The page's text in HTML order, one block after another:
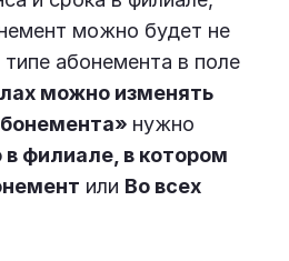
можно будет не
абонемента в поле
можно изменять
нужно
в филиале, в котором
или Во всех